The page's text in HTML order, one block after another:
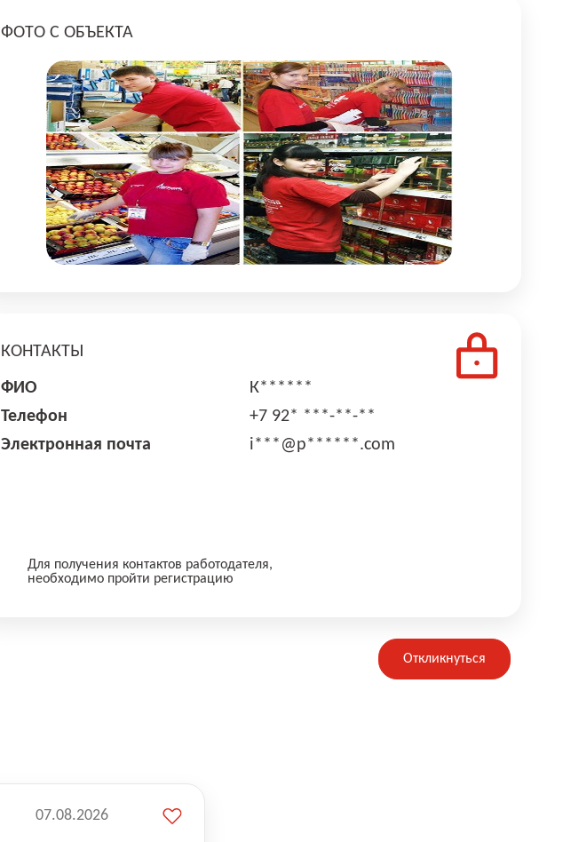
ФОТО С ОБЪЕКТА
КОНТАКТЫ
ФИО
К******
Телефон
+7 92* ***-**-**
Электронная почта
i***@p******.com
Для получения контактов работодателя,
необходимо пройти регистрацию
Откликнуться
07.08.2026